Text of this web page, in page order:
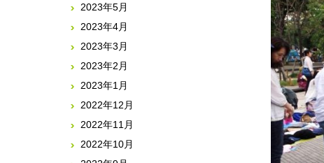
2023年5月
2023年4月
2023年3月
2023年2月
2023年1月
2022年12月
2022年11月
2022年10月